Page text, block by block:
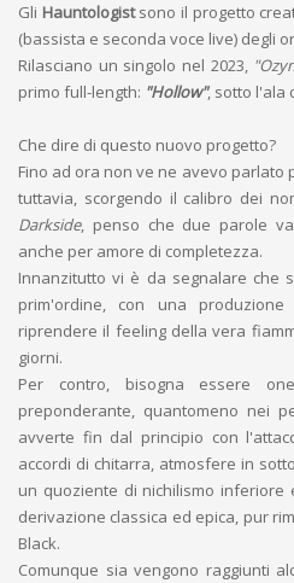
Gli Hauntologistsono il progetto
(bassista e seconda voce live) degli
Rilasciano un singolo nel 2023,
primo full-length: "Hollow", sotto l'ala
Che dire di questo nuovo progetto?
Fino ad ora non ve ne avevo parlato
tuttavia, scorgendo il calibro dei
Darkside, penso che due parole
anche per amore di completezza.
Innanzitutto vi è da segnalare che
prim'ordine, con una
riprendere il feeling della vera
giorni.
Per contro, bisogna essere
preponderante, quantomeno nei
avverte fin dal principio con
accordi di chitarra, atmosfere in
un quoziente di nichilismo
derivazione classica ed epica, pur
Black.
Comunque sia vengono raggiunti